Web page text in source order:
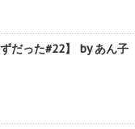
だった#22】 by あん子